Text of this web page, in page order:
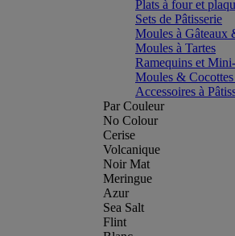
Plats à four et
Sets de Pâtisserie
Moules à Gâteaux
Moules à Tartes
Ramequins et
Moules & Cocottes
Accessoires à
Par Couleur
No Colour
Cerise
Volcanique
Noir Mat
Meringue
Azur
Sea Salt
Flint